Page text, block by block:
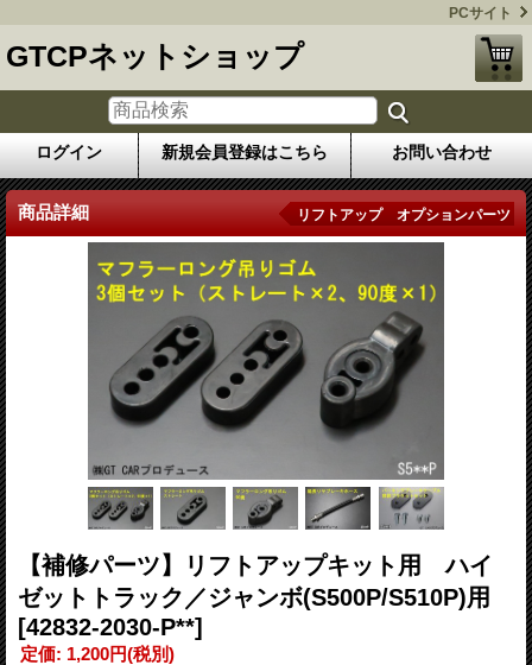
PCサイト
GTCPネットショップ
ログイン 新規会員登録はこちら お問い合わせ
商品詳細 リフトアップ オプションパーツ
【補修パーツ】リフトアップキット用 ハイ
ゼットトラック／ジャンボ(S500P/S510P)用
[42832-2030-P**]
定価: 1,200円(税別)